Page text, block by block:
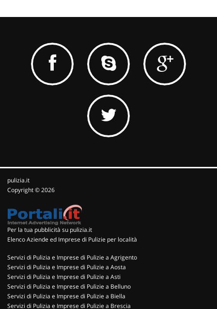
pulizia.it
Copyright © 2026
Per la tua pubblicità su pulizia.it
Elenco Aziende ed Imprese di Pulizie per località
Servizi di Pulizia e Imprese di Pulizie a Agrigento
Servizi di Pulizia e Imprese di Pulizie a Aosta
Servizi di Pulizia e Imprese di Pulizie a Asti
Servizi di Pulizia e Imprese di Pulizie a Belluno
Servizi di Pulizia e Imprese di Pulizie a Biella
Servizi di Pulizia e Imprese di Pulizie a Brescia